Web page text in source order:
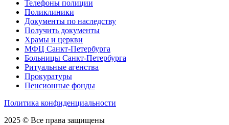
Телефоны полиции
Поликлиники
Документы по наследству
Получить документы
Храмы и церкви
МФЦ Санкт-Петербурга
Больницы Санкт-Петербурга
Ритуальные агенства
Прокуратуры
Пенсионные фонды
Политика конфиденциальности
2025 © Все права защищены